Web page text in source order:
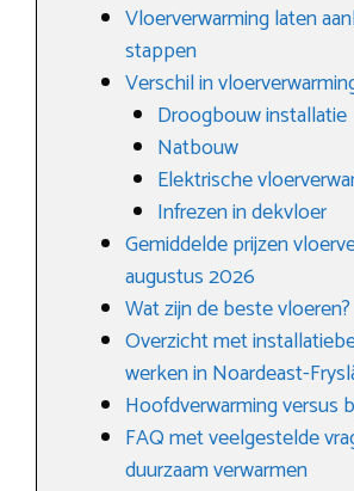
Vloerverwarming laten
stappen
Verschil in
Droogbouw installatie
Natbouw
Elektrische
Infrezen in dekvloer
Gemiddelde prijzen
augustus 2026
Wat zijn de beste vloeren?
Overzicht met
werken in Noardeast-
Hoofdverwarming versus
FAQ met veelgestelde
duurzaam verwarmen